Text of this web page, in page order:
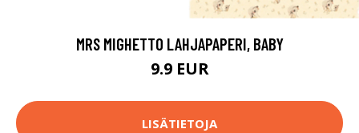
MRS MIGHETTO LAHJAPAPERI, BABY
9.9 EUR
LISÄTIETOJA